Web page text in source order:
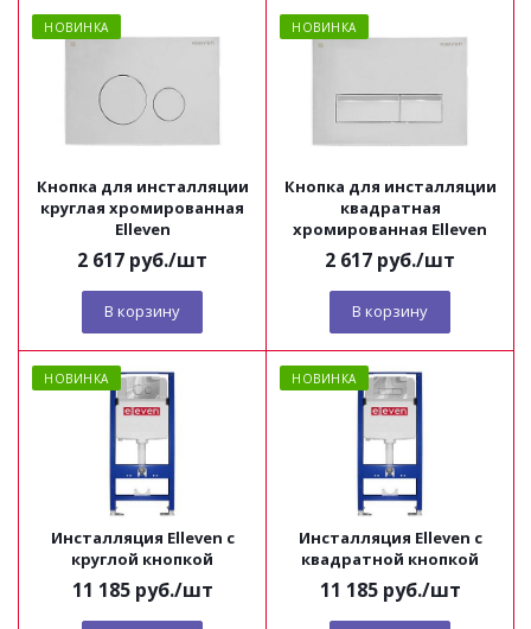
НОВИНКА
Кнопка для инсталляции
круглая хромированная
Elleven
2 617 руб./шт
В корзину
НОВИНКА
Кнопка для инсталляции
квадратная
хромированная Elleven
2 617 руб./шт
В корзину
НОВИНКА
Инсталляция Elleven с
круглой кнопкой
11 185руб./шт
НОВИНКА
Инсталляция Elleven с
квадратной кнопкой
11 185руб./шт